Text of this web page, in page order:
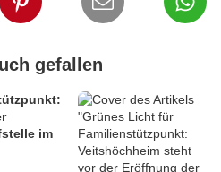
gefallen
im